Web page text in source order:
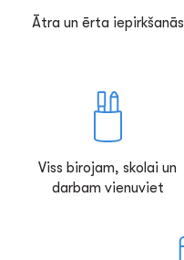
Ātra un ērta iepirkšanās
Viss birojam, skolai un
darbam vienuviet